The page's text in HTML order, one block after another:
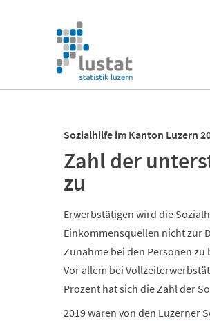
überspringen
Navigation
überspringen
Sozialhilfe im Kanton Luzern
Zahl der
zu
Erwerbstätigen wird die
Einkommensquellen nicht zur
Zunahme bei den Personen
Vor allem bei
Prozent hat sich die Zahl der
2019 waren von den Luzerner